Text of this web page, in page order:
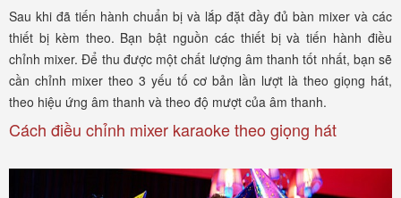
Sau khi đã tiến hành chuẩn bị và lắp đặt đầy đủ bàn mixer và các
thiết bị kèm theo. Bạn bật nguồn các thiết bị và tiến hành điều
chỉnh mixer. Để thu được một chất lượng âm thanh tốt nhất, bạn sẽ
cần chỉnh mixer theo 3 yếu tố cơ bản lần lượt là theo giọng hát,
theo hiệu ứng âm thanh và theo độ mượt của âm thanh.
Cách điều chỉnh mixer karaoke theo giọng hát